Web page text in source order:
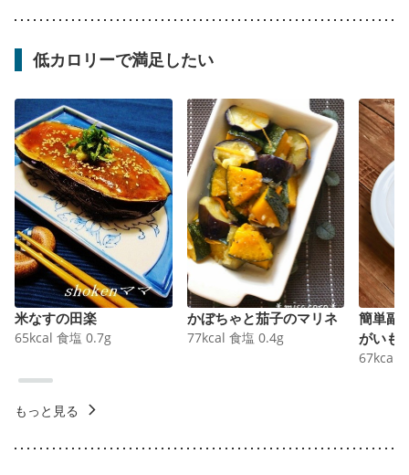
低カロリーで満足したい
米なすの田楽
65kcal 食塩 0.7g
かぼちゃと茄子のマリネ
77kcal 食塩 0.4g
簡単副
がいも
67kcal
もっと見る